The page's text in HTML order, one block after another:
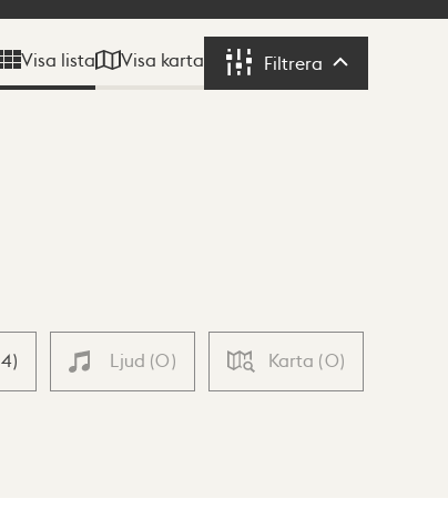
Visa lista Visa karta Filtrera Filtrera
4) Ljud (0) Karta (0)